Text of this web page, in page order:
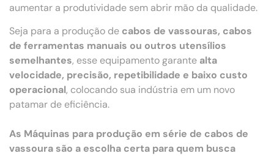
aumentar a produtividade sem abrir mão da qualidade.
Seja para a produção de cabos de vassouras, cabos
de ferramentas manuais ou outros utensílios
semelhantes, esse equipamento garante alta
velocidade, precisão, repetibilidade e baixo custo
operacional, colocando sua indústria em um novo
patamar de eficiência.
As Máquinas para produção em série de cabos de
vassoura são a escolha certa para quem busca